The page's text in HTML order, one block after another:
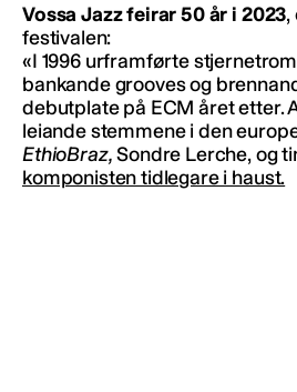
Vossa Jazz feirar 50 år i 2023,
festivalen:
«I 1996 urframførte
bankande grooves og
debutplate på ECM året etter.
leiande stemmene i den
EthioBraz,Sondre Lerche, og
komponisten tidlegare i haust.